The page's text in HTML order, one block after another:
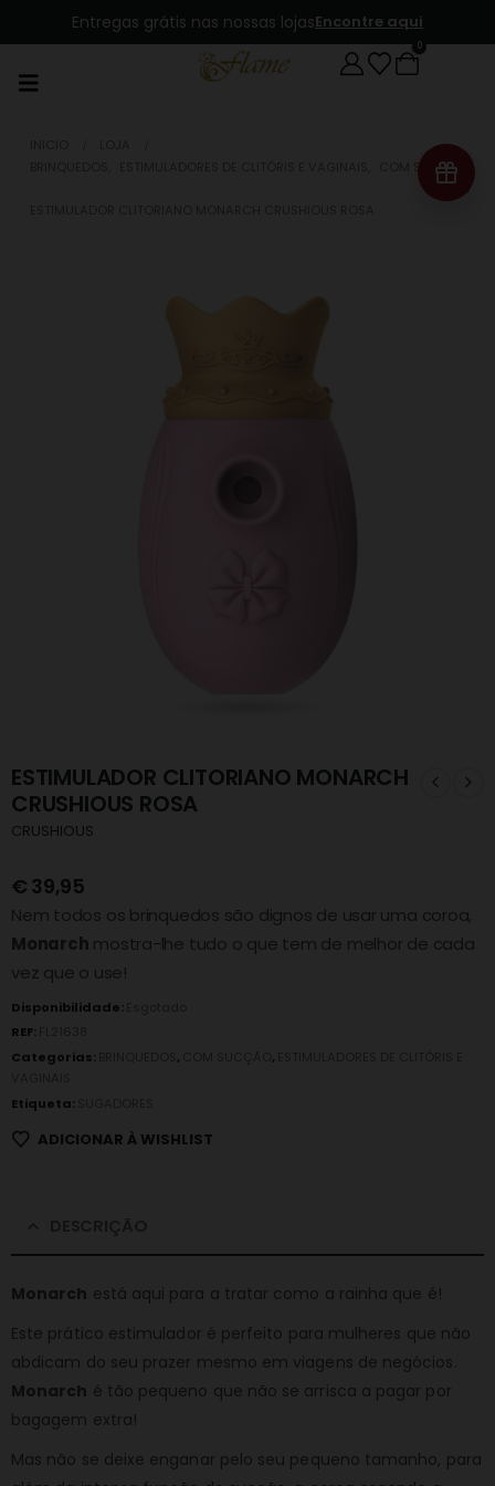
Entregas grátis nas nossas lojasEncontre aqui
0
COM SUCÇÃO
ESTIMULADOR CLITORIANO MONARCH
CRUSHIOUS ROSA
CRUSHIOUS
€ 39,95
Nem todos os brinquedos são dignos de usar uma coroa,
Monarch mostra-lhe tudo o que tem de melhor de cada
vez que o use!
Disponibilidade:
REF:
Categorias:
, ,
Etiqueta:
ADICIONAR À WISHLIST
Monarch está aqui para a tratar como a rainha que é!
Este prático estimulador é perfeito para mulheres que não
abdicam do seu prazer mesmo em viagens de negócios.
Monarch é tão pequeno que não se arrisca a pagar por
bagagem extra!
Mas não se deixe enganar pelo seu pequeno tamanho, para